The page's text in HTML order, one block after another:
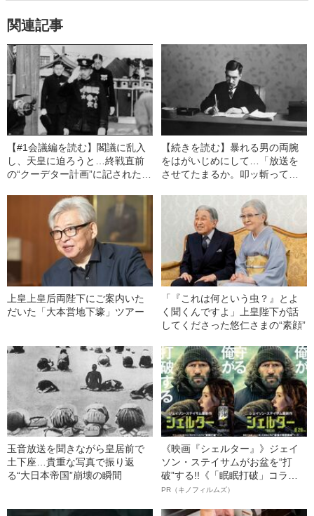
関連記事
【#1会議編を読む】閣議に乱入
し、天皇に迫ろうと…終戦直前
の“クーデター計画”に記された“4
【続きを読む】暴れる男の両腕
をはがいじめにして…「放送を
させてたまるか。叩ッ斬ってや
《玉音放送の内幕》
上皇上皇后両陛下にご案内いた
だいた「大本営地下壕」ツアー
「『これは何という虫？』とよ
く聞くんですよ」上皇陛下が話
してくださった悠仁さまの“素顔”
玉音放送を聞きながら皇居前で
土下座…貴重な写真で振り返
る“大日本帝国”崩壊の瞬間
《映画『シェルター』》ジェイ
ソン・ステイサムがお盆を“打
破”する!!《「眠眠打破」コラ
ボ》
PR（キノフィルムズ）